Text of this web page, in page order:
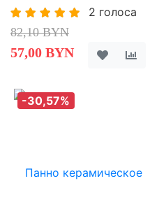
2 голоса
82,10 BYN
57,00 BYN
-30,57%